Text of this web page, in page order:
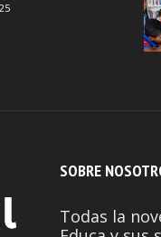
SOBRE
Todas la